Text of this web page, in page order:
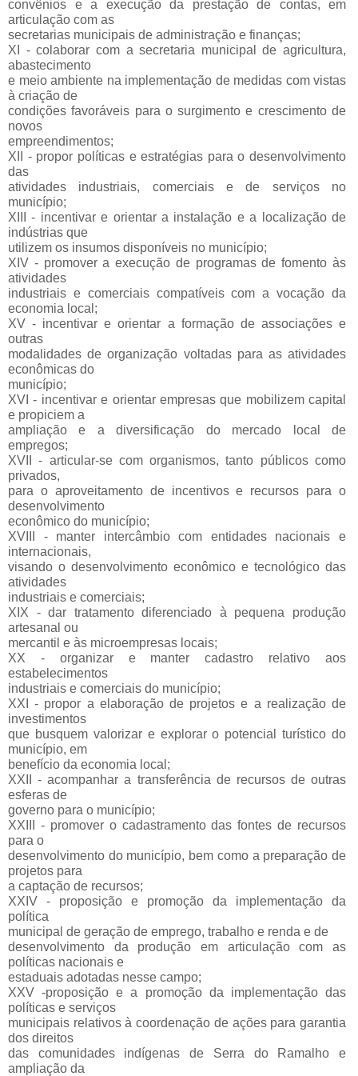
convênios e a execução da prestação de contas, em
articulação com as
secretarias municipais de administração e finanças;
XI - colaborar com a secretaria municipal de agricultura,
abastecimento
e meio ambiente na implementação de medidas com vistas
à criação de
condições favoráveis para o surgimento e crescimento de
novos
empreendimentos;
XII - propor políticas e estratégias para o desenvolvimento
das
atividades industriais, comerciais e de serviços no
município;
XIII - incentivar e orientar a instalação e a localização de
indústrias que
utilizem os insumos disponíveis no município;
XIV - promover a execução de programas de fomento às
atividades
industriais e comerciais compatíveis com a vocação da
economia local;
XV - incentivar e orientar a formação de associações e
outras
modalidades de organização voltadas para as atividades
econômicas do
município;
XVI - incentivar e orientar empresas que mobilizem capital
e propiciem a
ampliação e a diversificação do mercado local de
empregos;
XVII - articular-se com organismos, tanto públicos como
privados,
para o aproveitamento de incentivos e recursos para o
desenvolvimento
econômico do município;
XVIII - manter intercâmbio com entidades nacionais e
internacionais,
visando o desenvolvimento econômico e tecnológico das
atividades
industriais e comerciais;
XIX - dar tratamento diferenciado à pequena produção
artesanal ou
mercantil e às microempresas locais;
XX - organizar e manter cadastro relativo aos
estabelecimentos
industriais e comerciais do município;
XXI - propor a elaboração de projetos e a realização de
investimentos
que busquem valorizar e explorar o potencial turístico do
município, em
benefício da economia local;
XXII - acompanhar a transferência de recursos de outras
esferas de
governo para o município;
XXIII - promover o cadastramento das fontes de recursos
para o
desenvolvimento do município, bem como a preparação de
projetos para
a captação de recursos;
XXIV - proposição e promoção da implementação da
política
municipal de geração de emprego, trabalho e renda e de
desenvolvimento da produção em articulação com as
políticas nacionais e
estaduais adotadas nesse campo;
XXV -proposição e a promoção da implementação das
políticas e serviços
municipais relativos à coordenação de ações para garantia
dos direitos
das comunidades indígenas de Serra do Ramalho e
ampliação da